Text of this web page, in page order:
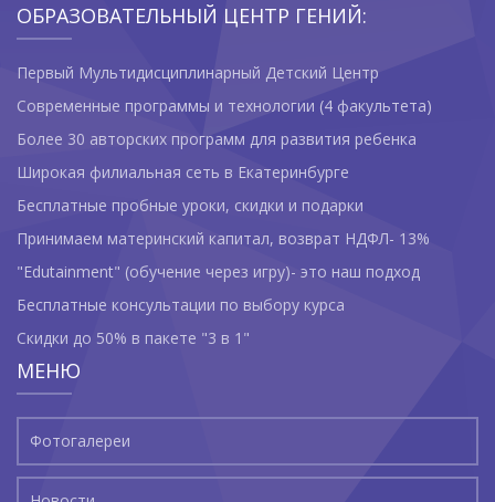
ОБРАЗОВАТЕЛЬНЫЙ ЦЕНТР ГЕНИЙ:
Первый Мультидисциплинарный Детский Центр
Современные программы и технологии (4 факультета)
Более 30 авторских программ для развития ребенка
Широкая филиальная сеть в Екатеринбурге
Бесплатные пробные уроки, скидки и подарки
Принимаем материнский капитал, возврат НДФЛ- 13%
"Edutainment" (обучение через игру)- это наш подход
Бесплатные консультации по выбору курса
Скидки до 50% в пакете "3 в 1"
МЕНЮ
Фотогалереи